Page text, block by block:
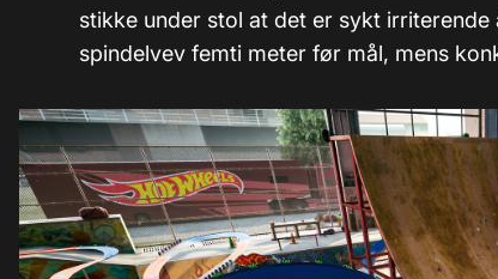
stikke under stol at det er sykt
spindelvev femti meter før mål, mens